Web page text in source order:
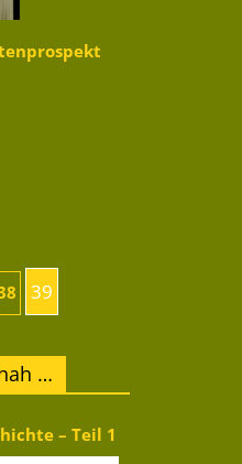
39
…
– Teil 1